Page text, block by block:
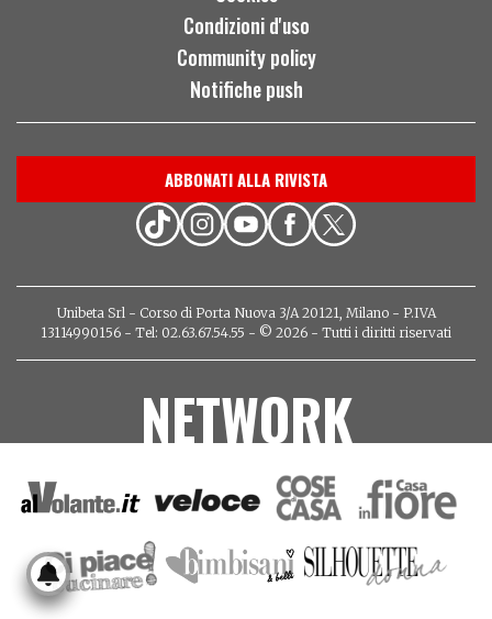
Condizioni d'uso
Community policy
Notifiche push
ABBONATI ALLA RIVISTA
Unibeta Srl - Corso di Porta Nuova 3/A 20121, Milano - P.IVA
13114990156 - Tel: 02.63.67.54.55 - © 2026 - Tutti i diritti riservati
NETWORK